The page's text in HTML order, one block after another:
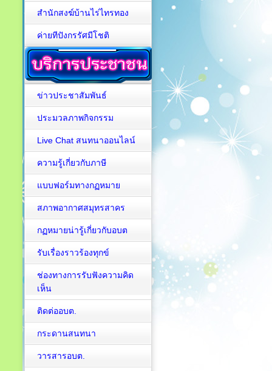
สำนักสงฆ์บ้านไร่ไทรทอง
ค่ายทีปังกรรัศมีโชติ
ข่าวประชาสัมพันธ์
ประมวลภาพกิจกรรม
Live Chat สนทนาออนไลน์
ความรู้เกี่ยวกับภาษี
แบบฟอร์มทางกฏหมาย
สภาพอากาศสมุทรสาคร
กฏหมายน่ารู้เกี่ยวกับอบต
รับเรื่องราวร้องทุกข์
ช่องทางการรับฟังความคิด
เห็น
ติดต่ออบต.
กระดานสนทนา
วารสารอบต.